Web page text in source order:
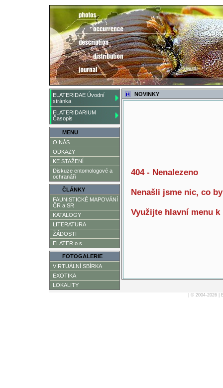
ELATERIDAE Úvodní
stránka
ELATERIDARIUM
Časopis
MENU
O NÁS
ODKAZY
KE STAŽENÍ
Diskuze entomologové a
ochranáři
ČLÁNKY
FAUNISTICKÉ MAPOVÁNÍ
ČR a SR
KATALOGY
LITERATURA
ŽÁDOSTI
ELATER o.s.
FOTOGALERIE
VIRTUÁLNÍ SBÍRKA
EXOTIKA
LOKALITY
NOVINKY
404 - Nenalezeno
Nenašli jsme nic, co
Využijte hlavní menu k
| © 2004-2026 |